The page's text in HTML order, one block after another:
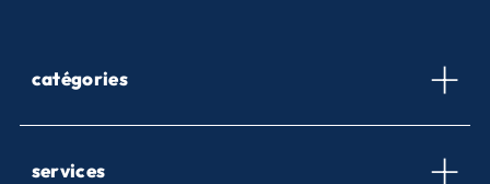
catégories
services